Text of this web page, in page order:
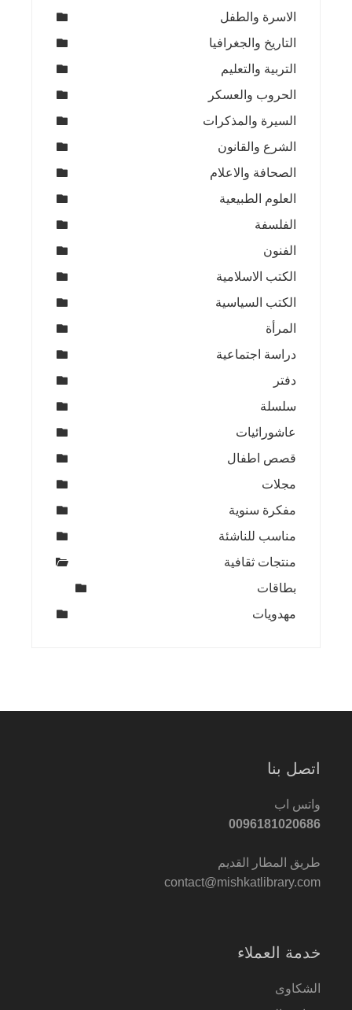
الاسرة والطفل
التاريخ والجغرافيا
التربية والتعليم
الحروب والعسكر
السيرة والمذكرات
الشرع والقانون
الصحافة والاعلام
العلوم الطبيعية
الفلسفة
الفنون
الكتب الاسلامية
الكتب السياسية
المرأة
دراسة اجتماعية
دفتر
سلسلة
عاشورائيات
قصص اطفال
مجلات
مفكرة سنوية
مناسب للناشئة
منتجات ثقافية
بطاقات
مهدويات
اتصل بنا
واتس اب
0096181020686
طريق المطار القديم
contact@mishkatlibrary.com
خدمة العملاء
الشكاوى